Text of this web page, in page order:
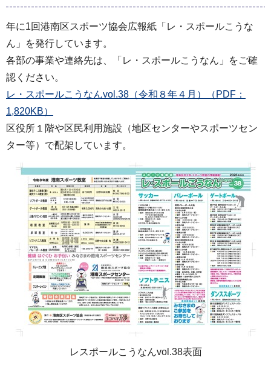
年に1回港南区スポーツ協会広報紙「レ・スポールこうな
ん」を発行しています。
各部の事業や連絡先は、「レ・スポールこうなん」をご確
認ください。
レ・スポールこうなんvol.38（令和８年４月）（PDF：
1,820KB）
区役所１階や区民利用施設（地区センターやスポーツセン
ター等）で配架しています。
レスポールこうなんvol.38表面